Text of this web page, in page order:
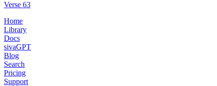
Verse 63
Home
Library
Docs
sivaGPT
Blog
Search
Pricing
Support